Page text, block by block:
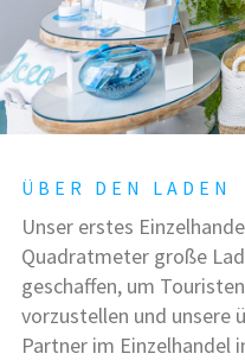
ÜBER DEN LADEN
Unser erstes
Quadratmeter große
geschaffen, um
vorzustellen und unsere
Partner im Einzelhandel